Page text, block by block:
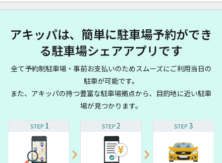
アキッパは、簡単に駐車場予約ができ
る駐車場シェアアプリです
全て予約制駐車場・事前お支払いのためスムーズにご利用当日の
駐車が可能です。
また、アキッパの持つ豊富な駐車場拠点から、目的地に近い駐車
場が見つかります。